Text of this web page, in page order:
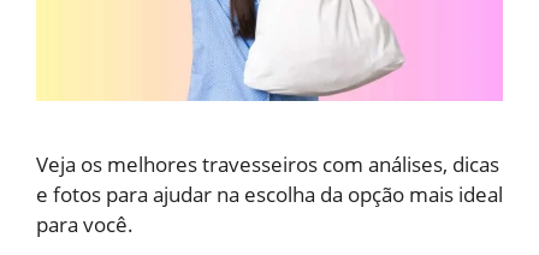
Veja os melhores travesseiros com análises, dicas
e fotos para ajudar na escolha da opção mais ideal
para você.